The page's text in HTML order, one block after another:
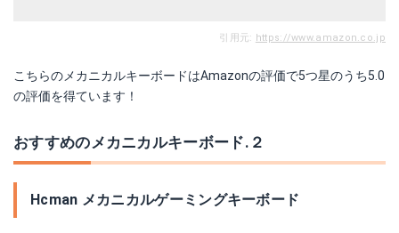
引用元: https://www.amazon.co.jp
こちらのメカニカルキーボードはAmazonの評価で5つ星のうち5.0
の評価を得ています！
おすすめのメカニカルキーボード.２
Hcman メカニカルゲーミングキーボード